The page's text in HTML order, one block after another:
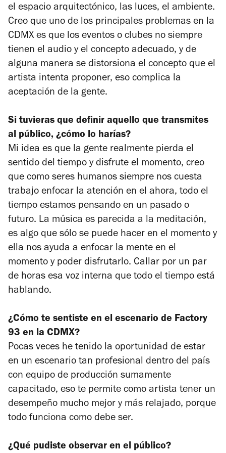
el espacio arquitectónico, las luces, el ambiente.
Creo que uno de los principales problemas en la
CDMX es que los eventos o clubes no siempre
tienen el audio y el concepto adecuado, y de
alguna manera se distorsiona el concepto que el
artista intenta proponer, eso complica la
aceptación de la gente.
Si tuvieras que definir aquello que transmites
al público, ¿cómo lo harías?
Mi idea es que la gente realmente pierda el
sentido del tiempo y disfrute el momento, creo
que como seres humanos siempre nos cuesta
trabajo enfocar la atención en el ahora, todo el
tiempo estamos pensando en un pasado o
futuro. La música es parecida a la meditación,
es algo que sólo se puede hacer en el momento y
ella nos ayuda a enfocar la mente en el
momento y poder disfrutarlo. Callar por un par
de horas esa voz interna que todo el tiempo está
hablando.
¿Cómo te sentiste en el escenario de Factory
93 en la CDMX?
Pocas veces he tenido la oportunidad de estar
en un escenario tan profesional dentro del país
con equipo de producción sumamente
capacitado, eso te permite como artista tener un
desempeño mucho mejor y más relajado, porque
todo funciona como debe ser.
¿Qué pudiste observar en el público?